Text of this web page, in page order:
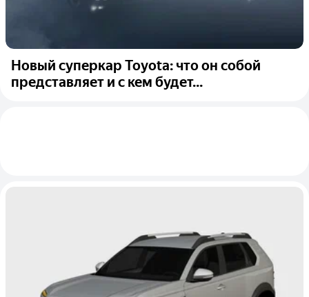
Новый суперкар Toyota: что он собой
представляет и с кем будет...